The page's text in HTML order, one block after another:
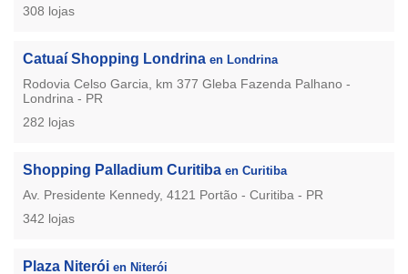
308 lojas
Catuaí Shopping Londrina en Londrina
Rodovia Celso Garcia, km 377 Gleba Fazenda Palhano -
Londrina - PR
282 lojas
Shopping Palladium Curitiba en Curitiba
Av. Presidente Kennedy, 4121 Portão - Curitiba - PR
342 lojas
Plaza Niterói en Niterói